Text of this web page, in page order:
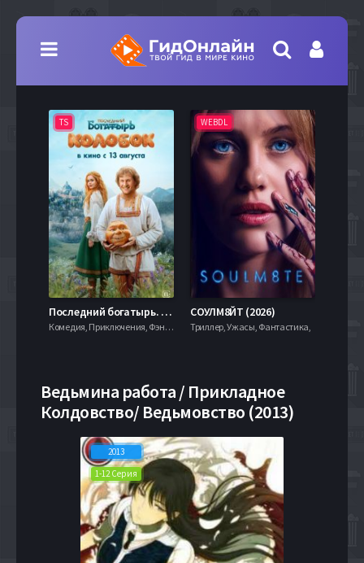
TS
Последний богатырь. Колобок (2026)
Комедия, Приключения, Фэнтези,
WEBDL
СОУЛМ8ЙТ (2026)
Триллер, Ужасы, Фантастика,
Ведьмина работа / Прикладное
Колдовство/ Ведьмовство (2013)
2013
1-12 Серия